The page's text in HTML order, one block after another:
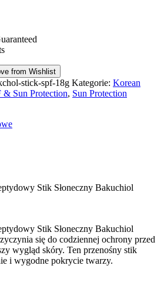
from Wishlist
stick-spf-18g Kategorie: Korean
& Sun Protection, Sun Protection
Stik Słoneczny Bakuchiol
Stik Słoneczny Bakuchiol
się do codziennej ochrony przed
wygląd skóry. Ten przenośny stik
i wygodne pokrycie twarzy.